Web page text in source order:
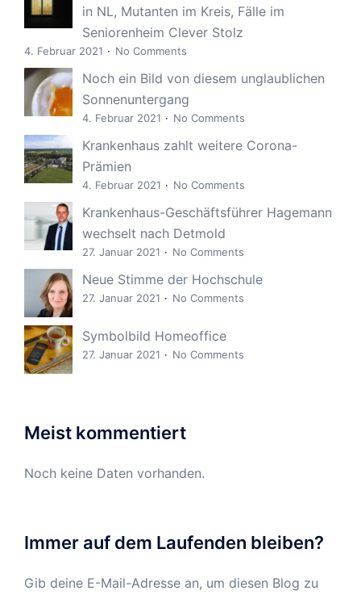
in NL, Mutanten im Kreis, Fälle im
Seniorenheim Clever Stolz
4. Februar 2021 No Comments
Noch ein Bild von diesem unglaublichen
Sonnenuntergang
4. Februar 2021 No Comments
Krankenhaus zahlt weitere Corona-
Prämien
4. Februar 2021 No Comments
Krankenhaus-Geschäftsführer Hagemann
wechselt nach Detmold
27. Januar 2021 No Comments
Neue Stimme der Hochschule
27. Januar 2021 No Comments
Symbolbild Homeoffice
27. Januar 2021 No Comments
Meist kommentiert
Noch keine Daten vorhanden.
Immer auf dem Laufenden bleiben?
Gib deine E-Mail-Adresse an, um diesen Blog zu